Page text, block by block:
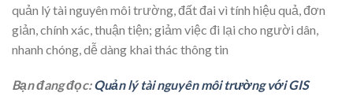
quản lý tài nguyên môi trường, đất đai vì tính hiệu quả, đơn
giản, chính xác, thuận tiện; giảm việc đi lại cho người dân,
nhanh chóng, dễ dàng khai thác thông tin
Bạn đang đọc:Quản lý tài nguyên môi trường với GIS